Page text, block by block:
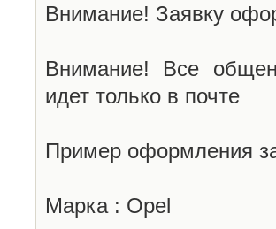
Внимание! Заявку
Внимание! Все
идет только в почте
Пример оформления
Марка : Opel